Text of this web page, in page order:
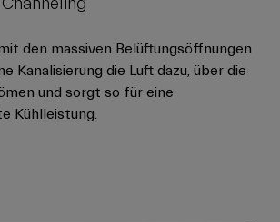
den massiven Belüftungsöffnungen
Kanalisierung die Luft dazu, über die
und sorgt so für eine
Kühlleistung.